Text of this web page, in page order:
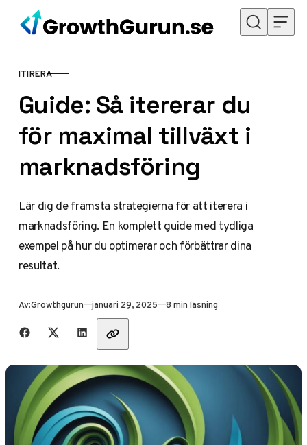
Hoppa till innehåll
KATEGORI
ITIRERA
Guide: Så itererar du
för maximal tillväxt i
marknadsföring
Lär dig de främsta strategierna för att iterera i
marknadsföring. En komplett guide med tydliga
exempel på hur du optimerar och förbättrar dina
resultat.
Av:Growthgurun Publicerad
januari 29, 2025 8 min läsning
Dela med vänner